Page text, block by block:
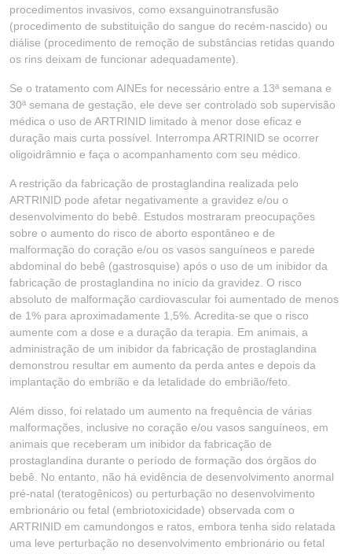
procedimentos invasivos, como exsanguinotransfusão
(procedimento de substituição do sangue do recém-nascido) ou
diálise (procedimento de remoção de substâncias retidas quando
os rins deixam de funcionar adequadamente).
Se o tratamento com AINEs for necessário entre a 13ª semana e
30ª semana de gestação, ele deve ser controlado sob supervisão
médica o uso de ARTRINID limitado à menor dose eficaz e
duração mais curta possível. Interrompa ARTRINID se ocorrer
oligoidrâmnio e faça o acompanhamento com seu médico.
A restrição da fabricação de prostaglandina realizada pelo
ARTRINID pode afetar negativamente a gravidez e/ou o
desenvolvimento do bebê. Estudos mostraram preocupações
sobre o aumento do risco de aborto espontâneo e de
malformação do coração e/ou os vasos sanguíneos e parede
abdominal do bebê (gastrosquise) após o uso de um inibidor da
fabricação de prostaglandina no início da gravidez. O risco
absoluto de malformação cardiovascular foi aumentado de menos
de 1% para aproximadamente 1,5%. Acredita-se que o risco
aumente com a dose e a duração da terapia. Em animais, a
administração de um inibidor da fabricação de prostaglandina
demonstrou resultar em aumento da perda antes e depois da
implantação do embrião e da letalidade do embrião/feto.
Além disso, foi relatado um aumento na frequência de várias
malformações, inclusive no coração e/ou vasos sanguíneos, em
animais que receberam um inibidor da fabricação de
prostaglandina durante o período de formação dos órgãos do
bebê. No entanto, não há evidência de desenvolvimento anormal
pré-natal (teratogênicos) ou perturbação no desenvolvimento
embrionário ou fetal (embriotoxicidade) observada com o
ARTRINID em camundongos e ratos, embora tenha sido relatada
uma leve perturbação no desenvolvimento embrionário ou fetal